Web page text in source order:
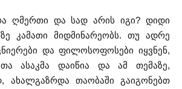
ღმერთი და სად არის იგი? დიდი
კამათი მიდმინარეობს. თუ ადრე
და ფილოსოფოსები იყვნენ,
ასაკმა დაიწია და ამ თემაზე,
ახალგაზრდა თაობაში გაიგონებთ